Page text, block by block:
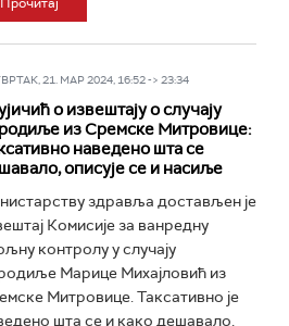
21. МАР 2024, 16:52 -> 23:34
о извештају о случају
из Сремске Митровице:
наведено шта се
описује се и насиље
здравља достављен је
Комисије за ванредну
контролу у случају
Марице Михајловић из
Митровице. Таксативно је
шта се и како дешавало,